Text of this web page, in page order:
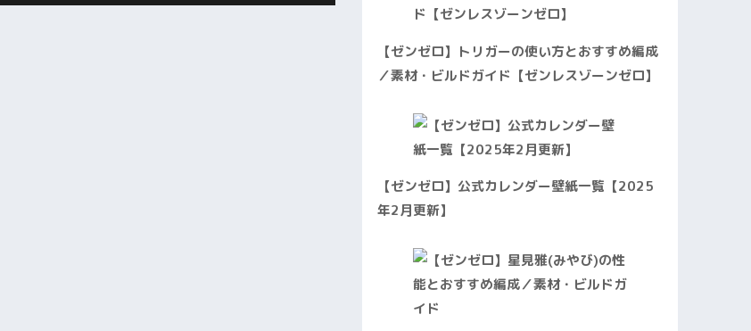
【ゼンゼロ】トリガーの使い方とおすすめ編成
／素材・ビルドガイド【ゼンレスゾーンゼロ】
【ゼンゼロ】公式カレンダー壁紙一覧【2025
年2月更新】